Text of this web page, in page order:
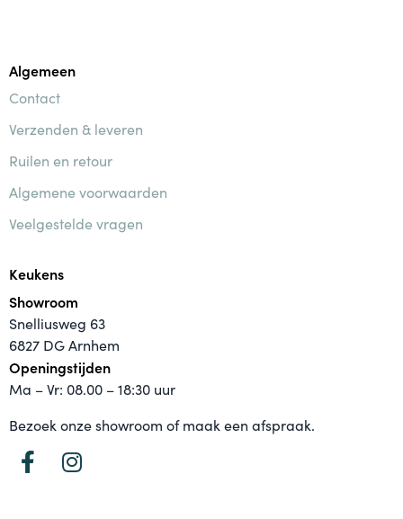
Algemeen
Contact
Verzenden & leveren
Ruilen en retour
Algemene voorwaarden
Veelgestelde vragen
Keukens
Showroom
Snelliusweg 63
6827 DG Arnhem
Openingstijden
Ma – Vr: 08.00 – 18:30 uur
Bezoek onze showroom of maak een afspraak.